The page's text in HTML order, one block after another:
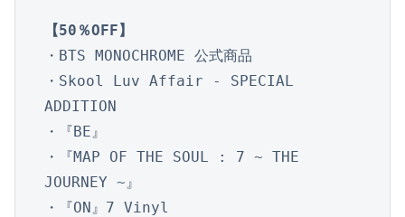
【50％OFF】
・BTS MONOCHROME 公式商品
・Skool Luv Affair - SPECIAL
ADDITION
・『BE』
・『MAP OF THE SOUL : 7 ~ THE
JOURNEY ~』
・『ON』7 Vinyl